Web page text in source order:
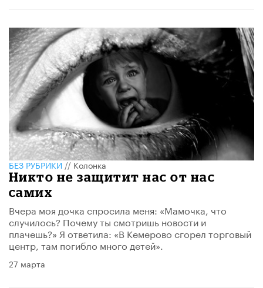
БЕЗ РУБРИКИ//Колонка
Никто не защитит нас от нас
самих
Вчера моя дочка спросила меня: «Мамочка, что
случилось? Почему ты смотришь новости и
плачешь?» Я ответила: «В Кемерово сгорел торговый
центр, там погибло много детей».
27 марта